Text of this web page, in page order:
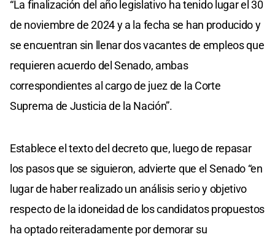
“La finalización del año legislativo ha tenido lugar el 30
de noviembre de 2024 y a la fecha se han producido y
se encuentran sin llenar dos vacantes de empleos que
requieren acuerdo del Senado, ambas
correspondientes al cargo de juez de la Corte
Suprema de Justicia de la Nación”.
Establece el texto del decreto que, luego de repasar
los pasos que se siguieron, advierte que el Senado “en
lugar de haber realizado un análisis serio y objetivo
respecto de la idoneidad de los candidatos propuestos
ha optado reiteradamente por demorar su